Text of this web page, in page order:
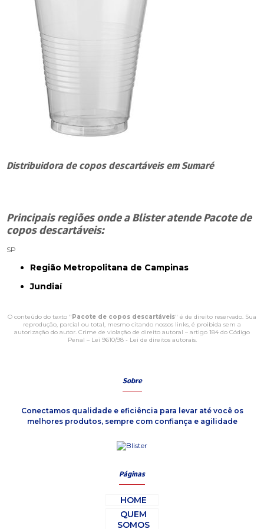
Distribuidora de copos descartáveis em Sumaré
Principais regiões onde a Blister atende Pacote de
copos descartáveis:
SP
Região Metropolitana de Campinas
Jundiaí
O conteúdo do texto " Pacote de copos descartáveis" é de direito reservado. Sua
reprodução, parcial ou total, mesmo citando nossos links, é proibida sem a
autorização do autor. Crime de violação de direito autoral – artigo 184 do Código
Penal – Lei 9610/98 - Lei de direitos autorais.
Sobre
Conectamos qualidade e eficiência para levar até você os
melhores produtos, sempre com confiança e agilidade
Páginas
HOME
QUEM
SOMOS